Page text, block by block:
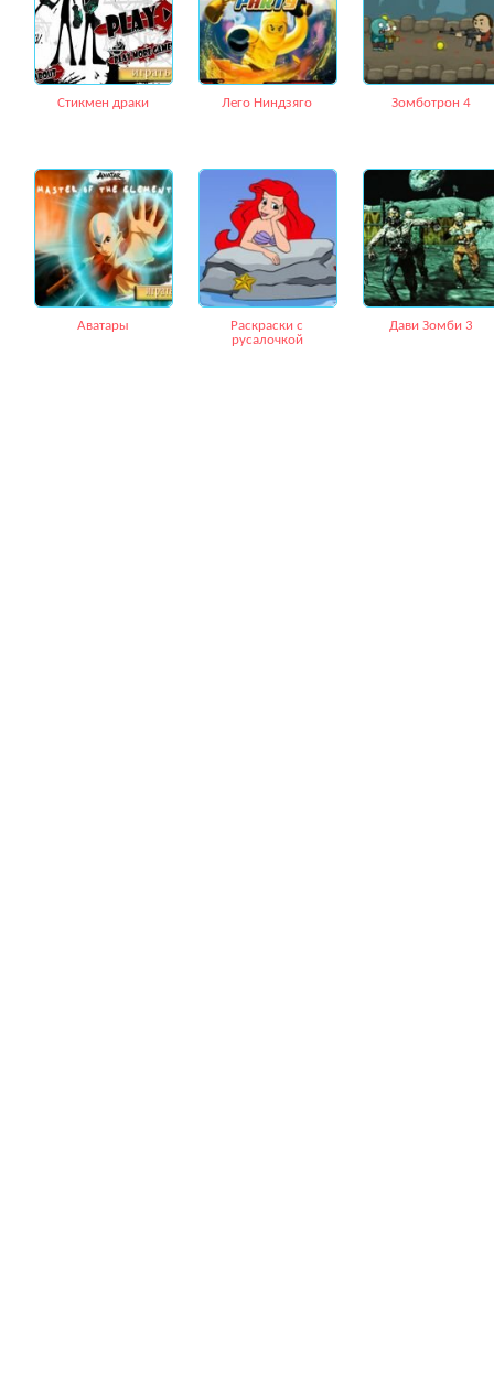
Стикмен драки Лего Ниндзяго Зомботрон 4
Аватары
Раскраски с
русалочкой
Дави Зомби 3